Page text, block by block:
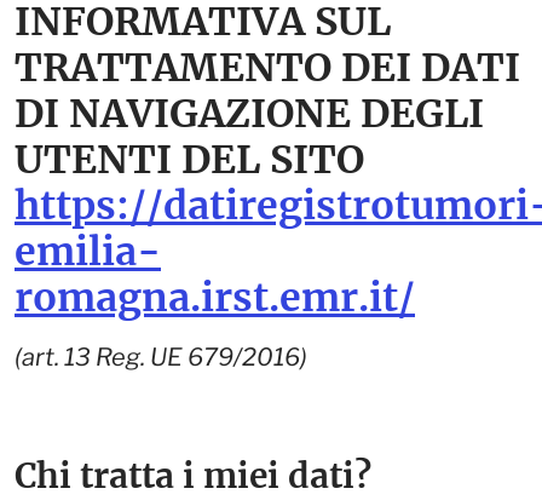
INFORMATIVA SUL
TRATTAMENTO DEI DATI
DI NAVIGAZIONE DEGLI
UTENTI DEL SITO
https://
emilia-
romagna.irst.emr.it/
(art. 13 Reg. UE 679/2016)
Chi tratta i miei dati?